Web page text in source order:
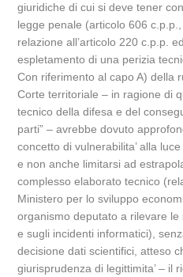
giuridiche di cui si deve tener
legge penale (articolo 606
relazione all’articolo 220 c.p.p.
espletamento di una perizia
Con riferimento al capo A) della
Corte territoriale – in ragione di
tecnico della difesa e del
parti” – avrebbe dovuto
concetto di vulnerabilita’ alla
e non anche limitarsi ad
complesso elaborato tecnico
Ministero per lo sviluppo
organismo deputato a rilevare le
e sugli incidenti informatici),
decisione dati scientifici, atteso
giurisprudenza di legittimita’ – il